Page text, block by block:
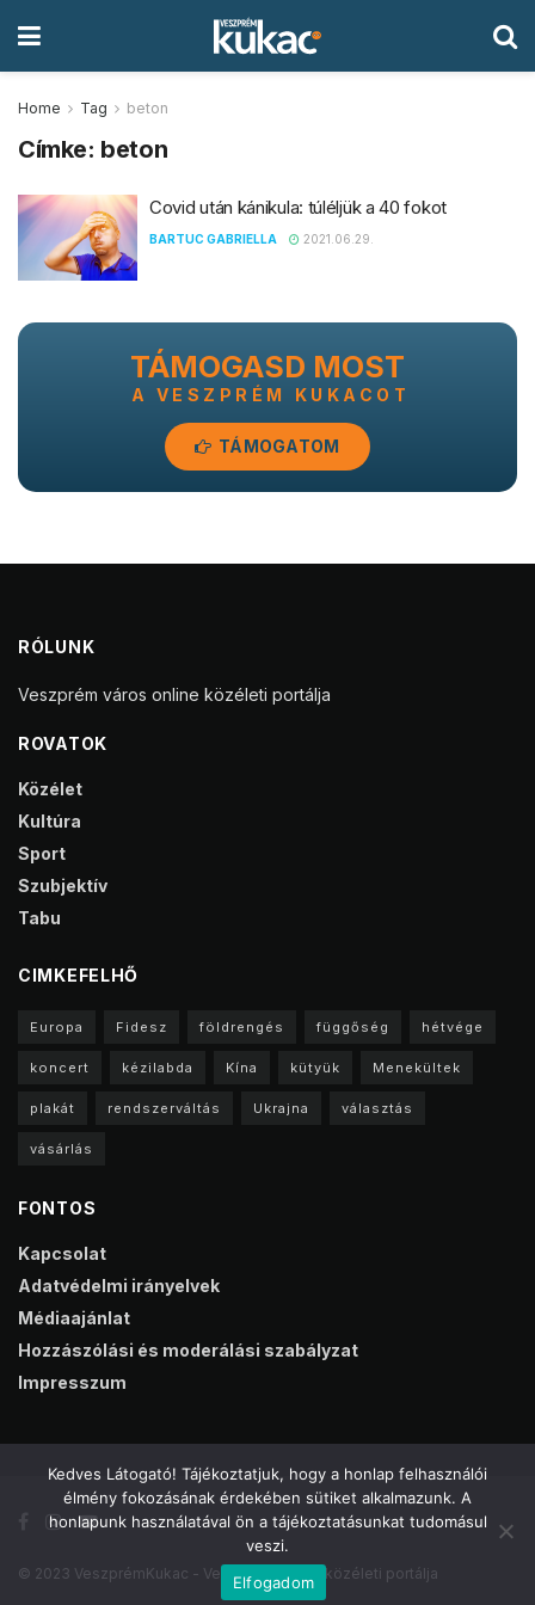
Home Tag beton
Címke: beton
Covid után kánikula: túléljük a 40 fokot
BARTUC GABRIELLA 2021.06.29.
TÁMOGASD MOST
A VESZPRÉM KUKACOT
TÁMOGATOM
RÓLUNK
Veszprém város online közéleti portálja
ROVATOK
Közélet
Kultúra
Sport
Szubjektív
Tabu
CIMKEFELHŐ
Europa Fidesz földrengés függőség hétvége
koncert kézilabda Kína kütyük Menekültek
plakát rendszerváltás Ukrajna választás
vásárlás
FONTOS
Kapcsolat
Adatvédelmi irányelvek
Médiaajánlat
Hozzászólási és moderálási szabályzat
Impresszum
© 2023 VeszprémKukac - Veszprém online közéleti portálja
Kedves Látogató! Tájékoztatjuk, hogy a honlap felhasználói
élmény fokozásának érdekében sütiket alkalmazunk. A
honlapunk használatával ön a tájékoztatásunkat tudomásul
veszi.
Elfogadom